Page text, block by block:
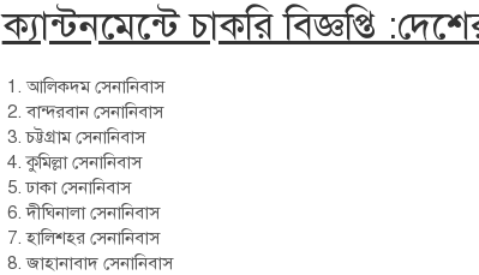
ক্যান্টনমেন্টে চাকরি বিজ্ঞপ্তি
আলিকদম সেনানিবাস
বান্দরবান সেনানিবাস
চট্টগ্রাম সেনানিবাস
কুমিল্লা সেনানিবাস
ঢাকা সেনানিবাস
দীঘিনালা সেনানিবাস
হালিশহর সেনানিবাস
জাহানাবাদ সেনানিবাস